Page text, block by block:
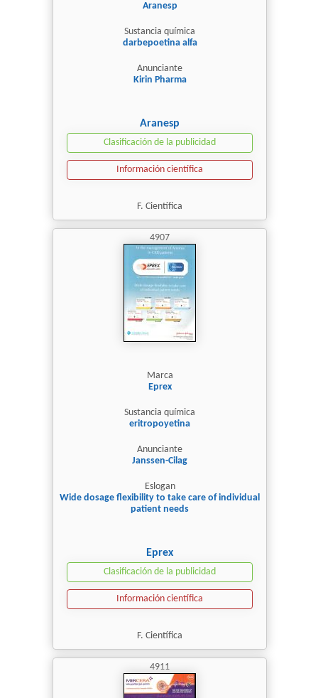
Aranesp
Sustancia química
darbepoetina alfa
Anunciante
Kirin Pharma
Aranesp
Clasificación de la publicidad
Información científica
F. Científica
4907
Marca
Eprex
Sustancia química
eritropoyetina
Anunciante
Janssen-Cilag
Eslogan
Wide dosage flexibility to take care of individual
patient needs
Eprex
Clasificación de la publicidad
Información científica
F. Científica
4911